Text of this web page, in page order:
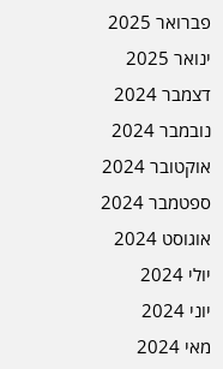
פברואר 2025
ינואר 2025
דצמבר 2024
נובמבר 2024
אוקטובר 2024
ספטמבר 2024
אוגוסט 2024
יולי 2024
יוני 2024
מאי 2024